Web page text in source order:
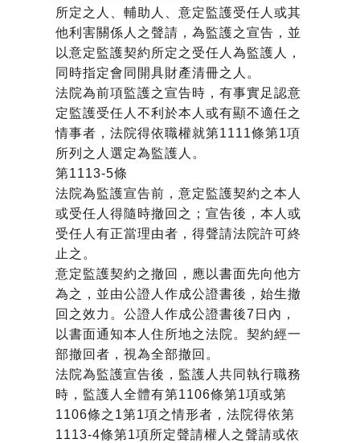
所定之人、輔助人、意定監護受任人或其
他利害關係人之聲請，為監護之宣告，並
以意定監護契約所定之受任人為監護人，
同時指定會同開具財產清冊之人。
法院為前項監護之宣告時，有事實足認意
定監護受任人不利於本人或有顯不適任之
情事者，法院得依職權就第1111條第1項
所列之人選定為監護人。
第1113-5條
法院為監護宣告前，意定監護契約之本人
或受任人得隨時撤回之；宣告後，本人或
受任人有正當理由者，得聲請法院許可終
止之。
意定監護契約之撤回，應以書面先向他方
為之，並由公證人作成公證書後，始生撤
回之效力。公證人作成公證書後7日內，
以書面通知本人住所地之法院。契約經一
部撤回者，視為全部撤回。
法院為監護宣告後，監護人共同執行職務
時，監護人全體有第1106條第1項或第
1106條之1第1項之情形者，法院得依第
1113-4條第1項所定聲請權人之聲請或依